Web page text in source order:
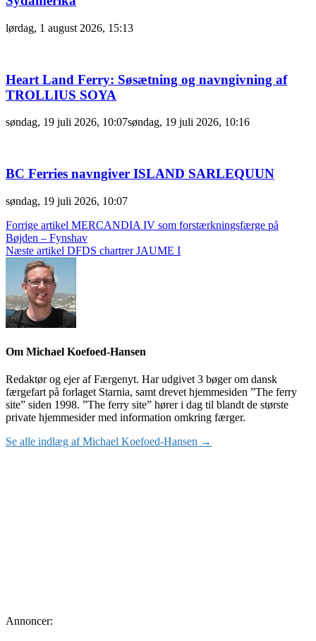
lørdag, 1 august 2026, 15:13
Heart Land Ferry: Søsætning og navngivning af
TROLLIUS SOYA
søndag, 19 juli 2026, 10:07søndag, 19 juli 2026, 10:16
BC Ferries navngiver ISLAND SARLEQUUN
søndag, 19 juli 2026, 10:07
Indlægsnavigation
Forrige artikel MERCANDIA IV som forstærkningsfærge på
Bøjden – Fynshav
Næste artikel DFDS chartrer JAUME I
Om Michael Koefoed-Hansen
Redaktør og ejer af Færgenyt. Har udgivet 3 bøger om dansk
færgefart på forlaget Starnia, samt drevet hjemmesiden ”The ferry
site” siden 1998. ”The ferry site” hører i dag til blandt de største
private hjemmesider med information omkring færger.
Se alle indlæg af Michael Koefoed-Hansen →
Annoncer: